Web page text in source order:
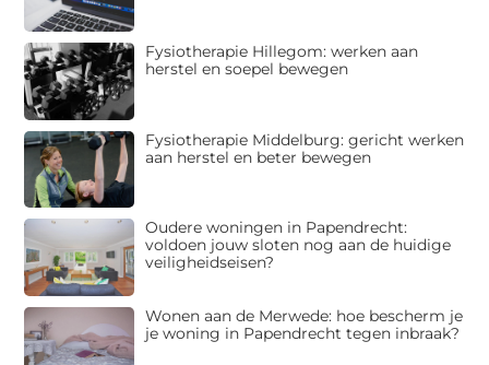
Fysiotherapie Hillegom: werken aan
herstel en soepel bewegen
Fysiotherapie Middelburg: gericht werken
aan herstel en beter bewegen
Oudere woningen in Papendrecht:
voldoen jouw sloten nog aan de huidige
veiligheidseisen?
Wonen aan de Merwede: hoe bescherm je
je woning in Papendrecht tegen inbraak?